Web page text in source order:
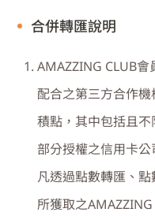
合併轉匯說明
AMAZZING CLUB會
配合之第三方合作
積點，其中包括且
部分授權之信用卡
凡透過點數轉匯、
所獲取之